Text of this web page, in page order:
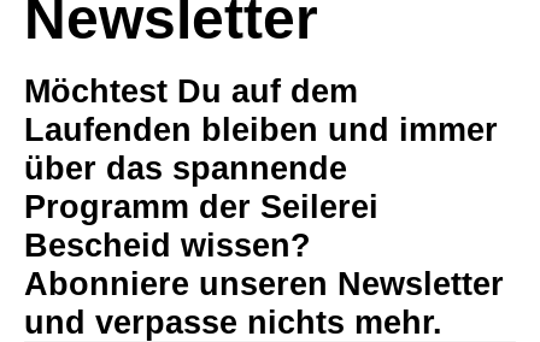
Newsletter
Möchtest Du auf dem
Laufenden bleiben und immer
über das spannende
Programm der Seilerei
Bescheid wissen?
Abonniere unseren Newsletter
und verpasse nichts mehr.